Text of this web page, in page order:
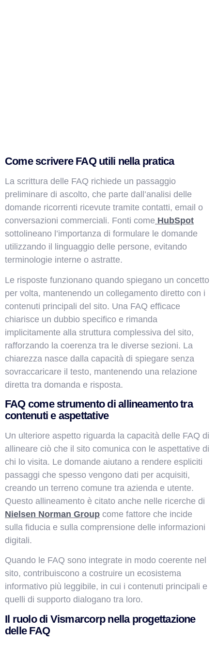
Come scrivere FAQ utili nella pratica
La scrittura delle FAQ richiede un passaggio
preliminare di ascolto, che parte dall’analisi delle
domande ricorrenti ricevute tramite contatti, email o
conversazioni commerciali. Fonti come HubSpot
sottolineano l’importanza di formulare le domande
utilizzando il linguaggio delle persone, evitando
terminologie interne o astratte.
Le risposte funzionano quando spiegano un concetto
per volta, mantenendo un collegamento diretto con i
contenuti principali del sito. Una FAQ efficace
chiarisce un dubbio specifico e rimanda
implicitamente alla struttura complessiva del sito,
rafforzando la coerenza tra le diverse sezioni. La
chiarezza nasce dalla capacità di spiegare senza
sovraccaricare il testo, mantenendo una relazione
diretta tra domanda e risposta.
FAQ come strumento di allineamento tra
contenuti e aspettative
Un ulteriore aspetto riguarda la capacità delle FAQ di
allineare ciò che il sito comunica con le aspettative di
chi lo visita. Le domande aiutano a rendere espliciti
passaggi che spesso vengono dati per acquisiti,
creando un terreno comune tra azienda e utente.
Questo allineamento è citato anche nelle ricerche di
Nielsen Norman Group come fattore che incide
sulla fiducia e sulla comprensione delle informazioni
digitali.
Quando le FAQ sono integrate in modo coerente nel
sito, contribuiscono a costruire un ecosistema
informativo più leggibile, in cui i contenuti principali e
quelli di supporto dialogano tra loro.
Il ruolo di Vismarcorp nella progettazione
delle FAQ